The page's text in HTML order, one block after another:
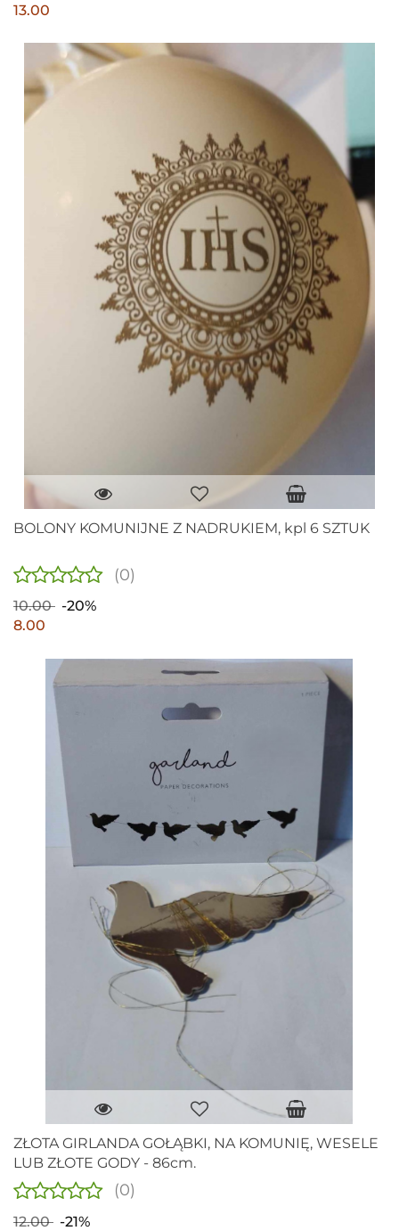
13.00
BOLONY KOMUNIJNE Z NADRUKIEM, kpl 6 SZTUK
(0)
10.00
-20%
8.00
ZŁOTA GIRLANDA GOŁĄBKI, NA KOMUNIĘ, WESELE
LUB ZŁOTE GODY - 86cm.
(0)
12.00
-21%